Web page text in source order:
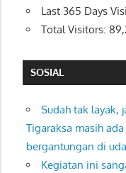
Last 365 Days
Total Visitors:
SOSIAL
Sudah tak layak,
Tigaraksa masih
bergantungan di
Kegiatan ini